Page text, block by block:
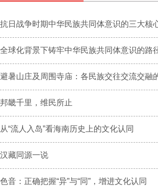
抗日战争时期中华民族共同体意识的三大核
全球化背景下铸牢中华民族共同体意识的路
避暑山庄及周围寺庙：各民族交往交流交融
邦畿千里，维民所止
从“流人入岛”看海南历史上的文化认同
汉藏同源一说
色音：正确把握“异”与“同”，增进文化认同